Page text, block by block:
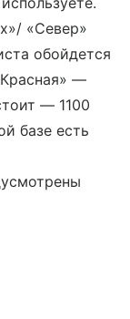
«Север»
обойдется
—
— 1100
базе есть